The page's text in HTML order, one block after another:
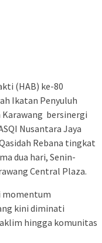
(HAB) ke-80
Ikatan Penyuluh
Karawang bersinergi
Nusantara Jaya
Rebana tingkat
dua hari, Senin-
Central Plaza.
momentum
kini diminati
hingga komunitas